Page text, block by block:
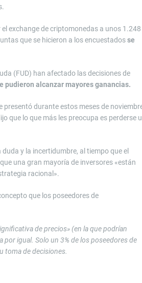
exchange de criptomonedas a unos 1.248
que se hicieron a los encuestadosse
(FUD) han afectado las decisiones de
pudieron alcanzar mayores ganancias.
presentó durante estos meses de
que lo que más les preocupa es perderse
duda y la incertidumbre, al tiempo que el
una gran mayoría de inversores «están
racional».
que los poseedores de
de precios» (en la que podrían
igual. Solo un 3% de los poseedores de
toma de decisiones.